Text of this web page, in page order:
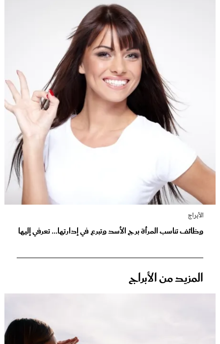
الأبراج
وظائف تناسب المرأة برج الأسد وتبرع في إدارتها... تعرفي إليها
المزيد من الأبراج